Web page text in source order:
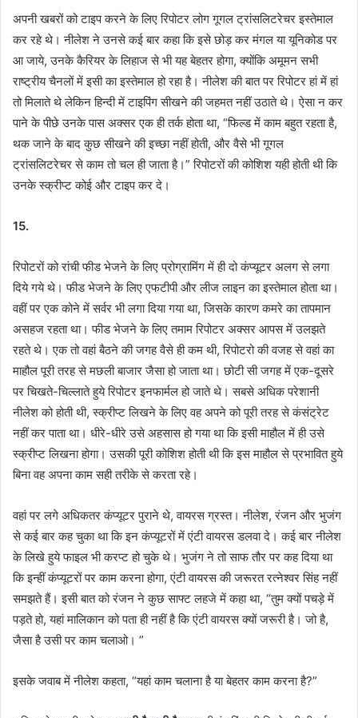
अपनी खबरों को टाइप करने के लिए रिपोटर लोग गूगल ट्रांसलिटरेचर इस्तेमाल
कर रहे थे। नीलेश ने उनसे कई बार कहा कि इसे छोड़ कर मंगल या यूनिकोड पर
आ जाये, उनके कैरियर के लिहाज से भी यह बेहतर होगा, क्योंकि अमूमन सभी
राष्ट्रीय चैनलों में इसी का इस्तेमाल हो रहा है। नीलेश की बात पर रिपोटर हां में हां
तो मिलाते थे लेकिन हिन्दी में टाइपिंग सीखने की जहमत नहीं उठाते थे। ऐसा न कर
पाने के पीछे उनके पास अक्सर एक ही तर्क होता था, “फिल्ड में काम बहुत रहता है,
थक जाने के बाद कुछ सीखने की इच्छा नहीं होती, और वैसे भी गूगल
ट्रांसलिटरेचर से काम तो चल ही जाता है।” रिपोटरों की कोशिश यही होती थी कि
उनके स्क्रीप्ट कोई और टाइप कर दे।
15.
रिपोटरों को रांची फीड भेजने के लिए प्रोग्रामिंग में ही दो कंप्यूटर अलग से लगा
दिये गये थे। फीड भेजने के लिए एफटीपी और लीज लाइन का इस्तेमाल होता था।
वहीं पर एक कोने में सर्वर भी लगा दिया गया था, जिसके कारण कमरे का तापमान
असहज रहता था। फीड भेजने के लिए तमाम रिपोटर अक्सर आपस में उलझते
रहते थे। एक तो वहां बैठने की जगह वैसे ही कम थी, रिपोटरो की वजह से वहां का
माहौल पूरी तरह से मछली बाजार जैसा हो जाता था। छोटी सी जगह में एक-दूसरे
पर चिखते-चिल्लाते हुये रिपोटर इनफार्मल हो जाते थे। सबसे अधिक परेशानी
नीलेश को होती थी, स्क्रीप्ट लिखने के लिए वह अपने को पूरी तरह से कंसंट्रेट
नहीं कर पाता था। धीरे-धीरे उसे अहसास हो गया था कि इसी माहौल में ही उसे
स्क्रीप्ट लिखना होगा। उसकी पूरी कोशिश होती थी कि इस माहौल से प्रभावित हुये
बिना वह अपना काम सही तरीके से करता रहे।
वहां पर लगे अधिकतर कंप्यूटर पुराने थे, वायरस ग्रस्त। नीलेश, रंजन और भुजंग
से कई बार कह चुका था कि इन कंप्यूटरों में एंटी वायरस डलवा दे। कई बार नीलेश
के लिखे हुये फाइल भी करप्ट हो चुके थे। भुजंग ने तो साफ तौर पर कह दिया था
कि इन्हीं कंप्यूटरों पर काम करना होगा, एंटी वायरस की जरूरत रत्नेश्वर सिंह नहीं
समझते हैं। इसी बात को रंजन ने कुछ साफ्ट लहजे में कहा था, “तुम क्यों पचड़े में
पड़ते हो, यहां मालिकान को पता ही नहीं है कि एंटी वायरस क्यों जरूरी है। जो है,
जैसा है उसी पर काम चलाओ। ”
इसके जवाब में नीलेश कहता, “यहां काम चलाना है या बेहतर काम करना है?”